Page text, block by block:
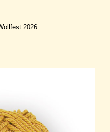
2026